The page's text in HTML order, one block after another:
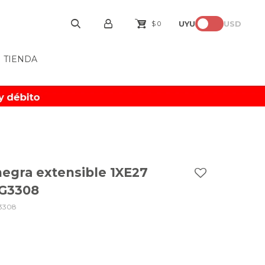
TIENDA
$ 0 UYU USD
extensible 1XE27